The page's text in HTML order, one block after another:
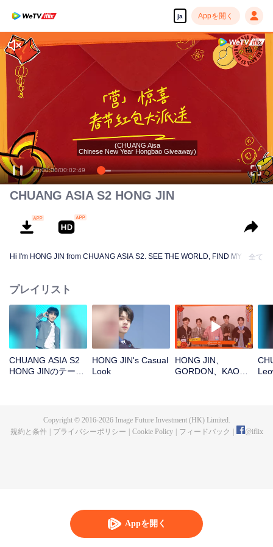
ja Appを開く
Appを開く
00:00:00/00:02:49
(CHUANG Aisa
Chinese New Year Hongbao Giveaway)
CHUANG ASIA S2 HONG JIN
Hi I'm HONG JIN from CHUANG ASIA S2. SEE THE WORLD, FIND MYSELF!
全て
プレイリスト
CHUANG ASIA S2
HONG JINのテーマ
HONG JIN's Casual
Look
HONG JIN、
GORDON、KAO、
Let's witness the
luck together!
Copyright © 2016-2026Image Future Investment (HK) Limited.
規約と条件
プライバシーポリシー Cookie Policy フィードバック @iflix